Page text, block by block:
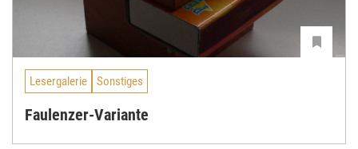
Lesergalerie Sonstiges
Faulenzer-Variante